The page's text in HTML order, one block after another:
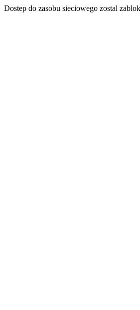
Dostep do zasobu sieciowego zostal